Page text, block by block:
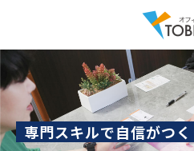
専門スキルで自信がつく